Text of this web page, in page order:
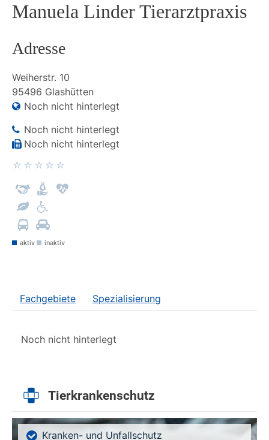
Manuela Linder Tierarztpraxis
Adresse
Weiherstr. 10
95496 Glashütten
Noch nicht hinterlegt
Noch nicht hinterlegt
Noch nicht hinterlegt
aktiv inaktiv
Fachgebiete Spezialisierung
Noch nicht hinterlegt
Tierkrankenschutz
Kranken- und Unfallschutz